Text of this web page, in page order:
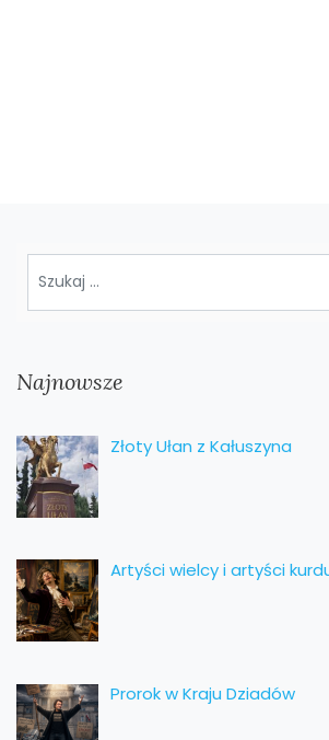
Najnowsze
Złoty Ułan z Kałuszyna
Artyści wielcy i artyści
Prorok w Kraju Dziadów